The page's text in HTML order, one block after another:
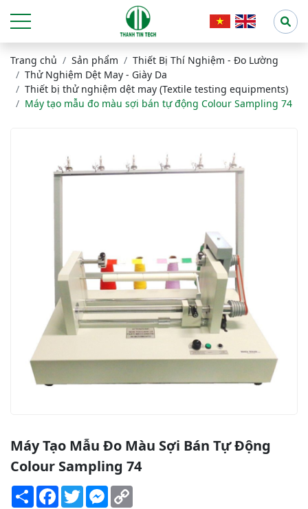
Trang chủ Sản phẩm
Thiết Bị Thí Nghiệm - Đo Lường
Thử Nghiệm Dệt May - Giày Da
Thiết bị thử nghiệm dệt may (Textile testing equipments)
Máy tạo mẫu đo màu sợi bán tự động Colour Sampling 74
Máy Tạo Mẫu Đo Màu Sợi Bán Tự Động
Colour Sampling 74
Share Facebook
TwitterMessenger